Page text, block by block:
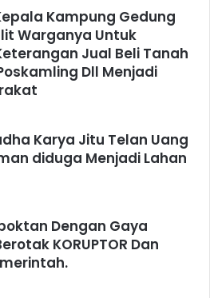
Kampung Gedung
Warganya Untuk
Jual Beli Tanah
Dll Menjadi
Karya Jitu Telan Uang
diduga Menjadi Lahan
Dengan Gaya
KORUPTOR Dan